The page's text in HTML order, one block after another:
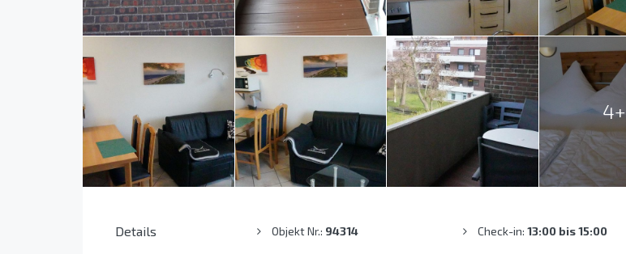
4+
Details Objekt Nr.: 94314 Check-in:13:00 bis 15:00